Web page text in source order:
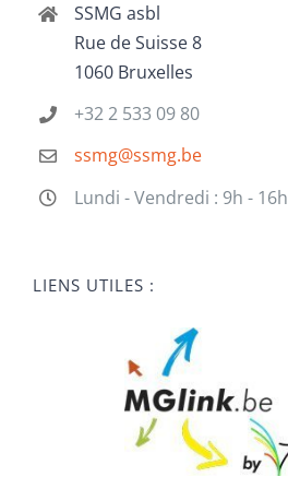
SSMG asbl
Rue de Suisse 8
1060 Bruxelles
+32 2 533 09 80
ssmg@ssmg.be
Lundi - Vendredi : 9h - 16h
LIENS UTILES :